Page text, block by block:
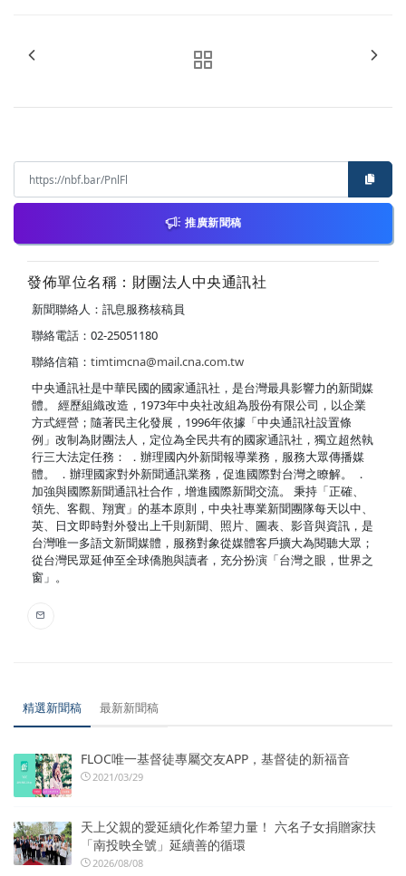
推廣新聞稿
發佈單位名稱：財團法人中央通訊社
新聞聯絡人：訊息服務核稿員
聯絡電話：02-25051180
聯絡信箱： timtimcna@mail.cna.com.tw
中央通訊社是中華民國的國家通訊社，是台灣最具影響力的新聞媒
體。 經歷組織改造，1973年中央社改組為股份有限公司，以企業
方式經營；隨著民主化發展，1996年依據「中央通訊社設置條
例」改制為財團法人，定位為全民共有的國家通訊社，獨立超然執
行三大法定任務： ．辦理國內外新聞報導業務，服務大眾傳播媒
體。 ．辦理國家對外新聞通訊業務，促進國際對台灣之瞭解。 ．
加強與國際新聞通訊社合作，增進國際新聞交流。 秉持「正確、
領先、客觀、翔實」的基本原則，中央社專業新聞團隊每天以中、
英、日文即時對外發出上千則新聞、照片、圖表、影音與資訊，是
台灣唯一多語文新聞媒體，服務對象從媒體客戶擴大為閱聽大眾；
從台灣民眾延伸至全球僑胞與讀者，充分扮演「台灣之眼，世界之
窗」。
精選新聞稿 最新新聞稿
FLOC唯一基督徒專屬交友APP，基督徒的新福音
2021/03/29
天上父親的愛延續化作希望力量！ 六名子女捐贈家扶
「南投映全號」延續善的循環
2026/08/08